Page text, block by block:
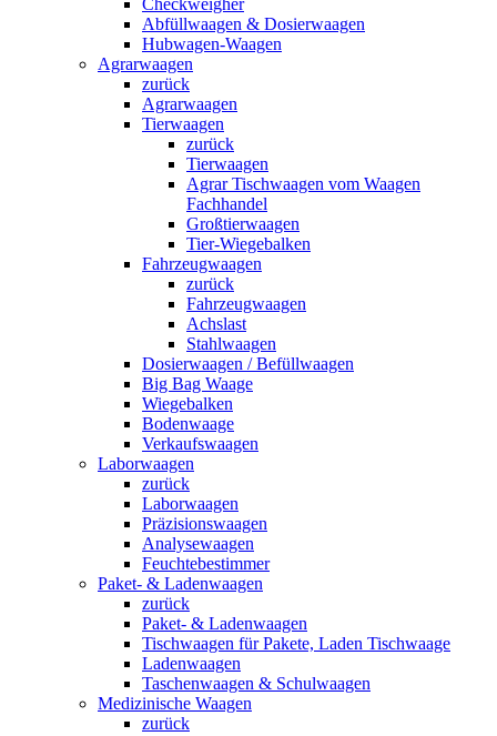
Checkweigher
Abfüllwaagen & Dosierwaagen
Hubwagen-Waagen
Agrarwaagen
zurück
Agrarwaagen
Tierwaagen
zurück
Tierwaagen
Agrar Tischwaagen vom Waagen
Fachhandel
Großtierwaagen
Tier-Wiegebalken
Fahrzeugwaagen
zurück
Fahrzeugwaagen
Achslast
Stahlwaagen
Dosierwaagen / Befüllwaagen
Big Bag Waage
Wiegebalken
Bodenwaage
Verkaufswaagen
Laborwaagen
zurück
Laborwaagen
Präzisionswaagen
Analysewaagen
Feuchtebestimmer
Paket- & Ladenwaagen
zurück
Paket- & Ladenwaagen
Tischwaagen für Pakete, Laden Tischwaage
Ladenwaagen
Taschenwaagen & Schulwaagen
Medizinische Waagen
zurück